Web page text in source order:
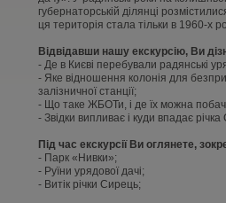
губернаторській ділянці
ця територія стала тільки в 1960-х
Відвідавши нашу екскурсію, Ви
- Де в Києві перебували радянські
- Яке відношення колонія для
залізничної станції;
- Що таке ЖБОТи, і де їх можна
- Звідки випливає і куди впадає річка
Під час екскурсії Ви оглянете,
- Парк «Нивки»;
- Руїни урядової дачі;
- Витік річки Сирець;